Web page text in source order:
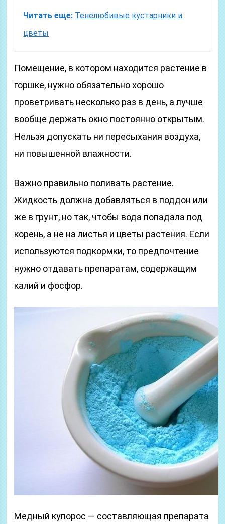
Читать еще: Тенелюбивые кустарники и
цветы
Помещение, в котором находится растение в
горшке, нужно обязательно хорошо
проветривать несколько раз в день, а лучше
вообще держать окно постоянно открытым.
Нельзя допускать ни пересыхания воздуха,
ни повышенной влажности.
Важно правильно поливать растение.
Жидкость должна добавляться в поддон или
же в грунт, но так, чтобы вода попадала под
корень, а не на листья и цветы растения. Если
используются подкормки, то предпочтение
нужно отдавать препаратам, содержащим
калий и фосфор.
Медный купорос — составляющая препарата